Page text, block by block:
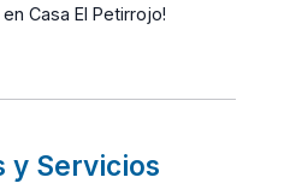
Casa El Petirrojo!
y Servicios